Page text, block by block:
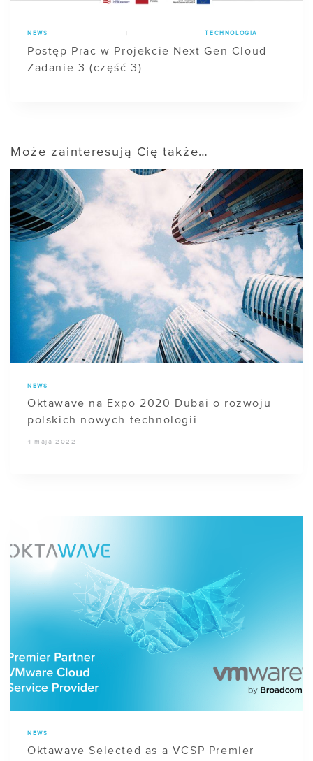
NEWS TECHNOLOGIA
Postęp Prac w Projekcie Next Gen Cloud –
Zadanie 3 (część 3)
Może zainteresują Cię także…
NEWS
Oktawave na Expo 2020 Dubai o rozwoju
polskich nowych technologii
4 maja 2022
NEWS
Oktawave Selected as a VCSP Premier